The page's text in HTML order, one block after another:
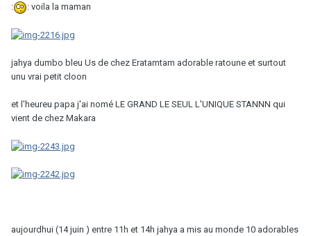
: : voila la maman
jahya dumbo bleu Us de chez Eratamtam adorable ratoune et surtout
unu vrai petit cloon
et l'heureu papa j'ai nomé LE GRAND LE SEUL L'UNIQUE STANNN qui
vient de chez Makara
aujourdhui (14 juin ) entre 11h et 14h jahya a mis au monde 10 adorables